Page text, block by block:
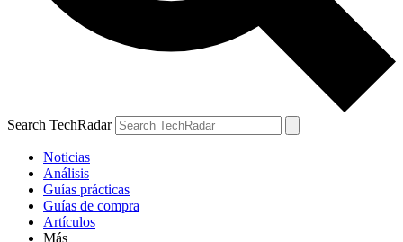
Search TechRadar
Noticias
Análisis
Guías prácticas
Guías de compra
Artículos
Más